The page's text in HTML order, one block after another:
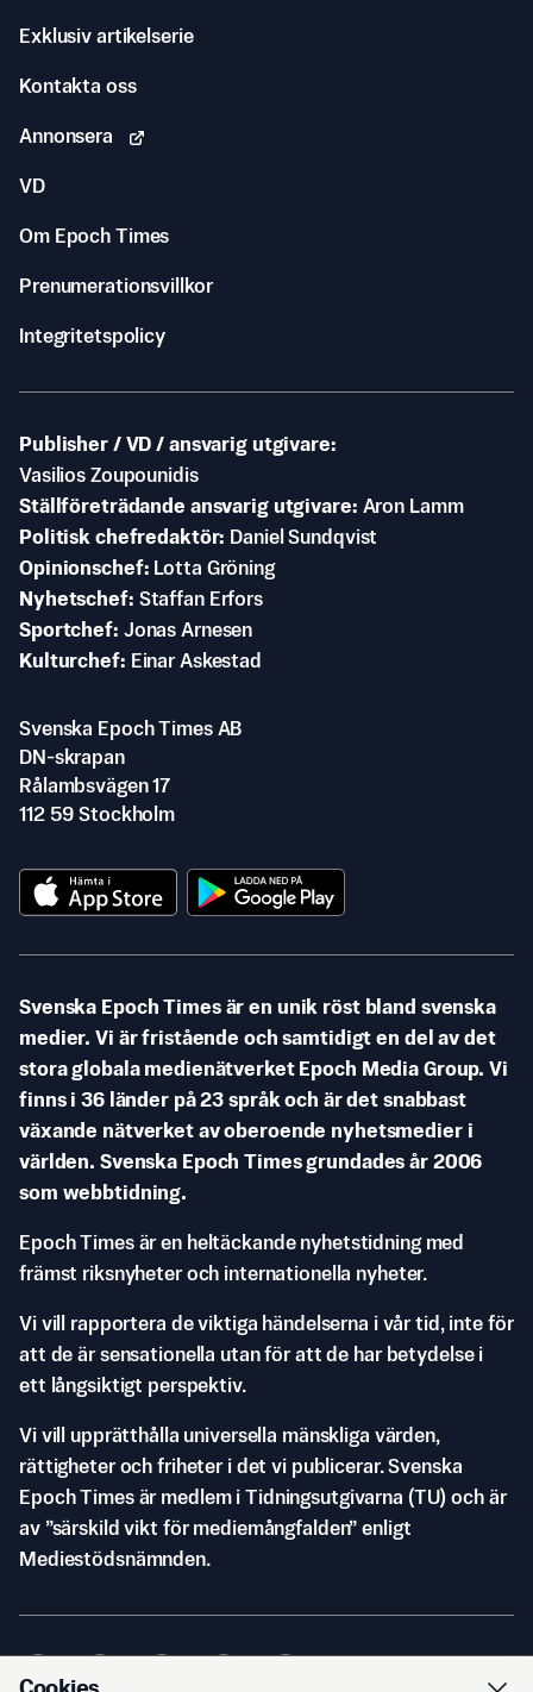
Exklusiv artikelserie
Kontakta oss
Annonsera
VD
Om Epoch Times
Prenumerationsvillkor
Integritetspolicy
Publisher / VD / ansvarig utgivare
Vasilios Zoupounidis
Ställföreträdande ansvarig utgivare Aron Lamm
Politisk chefredaktör
Daniel Sundqvist
Opinionschef
Lotta Gröning
Nyhetschef Staffan Erfors
Sportchef Jonas Arnesen
Kulturchef
Einar Askestad
Svenska Epoch Times AB
DN-skrapan
Rålambsvägen 17
112 59 Stockholm
Svenska Epoch Times är en unik röst bland svenska
medier. Vi är fristående och samtidigt en del av det
stora globala medienätverket Epoch Media Group. Vi
finns i 36 länder på 23 språk och är det snabbast
växande nätverket av oberoende nyhetsmedier i
världen. Svenska Epoch Times grundades år 2006
som webbtidning.
Epoch Times är en heltäckande nyhetstidning med
främst riksnyheter och internationella nyheter.
Vi vill rapportera de viktiga händelserna i vår tid, inte för
att de är sensationella utan för att de har betydelse i
ett långsiktigt perspektiv.
Vi vill upprätthålla universella mänskliga värden,
rättigheter och friheter i det vi publicerar. Svenska
Epoch Times är medlem i Tidningsutgivarna (TU) och är
av ”särskild vikt för mediemångfalden” enligt
Mediestödsnämnden.